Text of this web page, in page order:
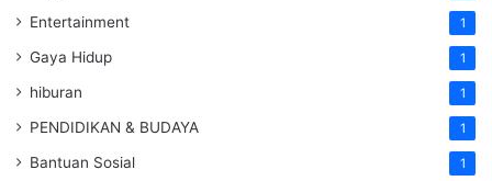
Entertainment 1
Gaya Hidup 1
hiburan 1
PENDIDIKAN & BUDAYA 1
Bantuan Sosial 1